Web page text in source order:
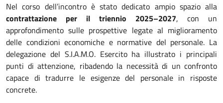
Nel corso dell’incontro è stato dedicato ampio spazio alla
contrattazione per il triennio 2025–2027, con un
approfondimento sulle prospettive legate al miglioramento
delle condizioni economiche e normative del personale. La
delegazione del S.I.A.M.O. Esercito ha illustrato i principali
punti di attenzione, ribadendo la necessità di un confronto
capace di tradurre le esigenze del personale in risposte
concrete.